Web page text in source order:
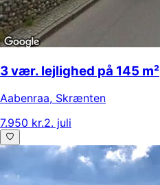
3 vær. lejlighed på 145 m²
Aabenraa, Skrænten
7.950 kr.2. juli